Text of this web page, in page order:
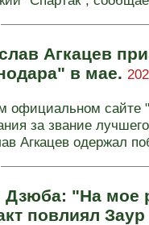
Агкацев
в мае.
официальном сайте
за звание
Агкацев одержал
Дзюба: "На мое
повлиял